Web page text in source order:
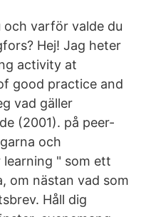
och varför valde du
Hej! Jag heter
activity at
good practice and
vad gäller
(2001). på peer-
och
" som ett
om nästan vad som
Håll dig